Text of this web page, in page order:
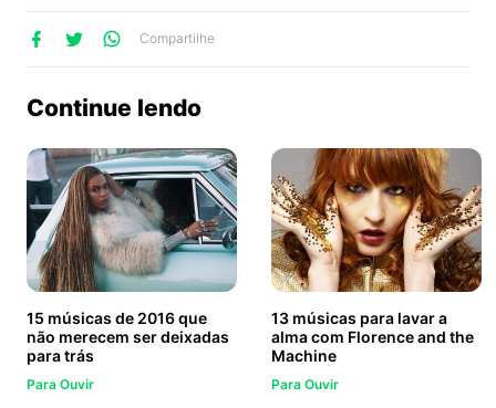
Compartilhe
Continue lendo
15 músicas de 2016 que
não merecem ser deixadas
para trás
Para Ouvir
13 músicas para lavar a
alma com Florence and the
Machine
Para Ouvir